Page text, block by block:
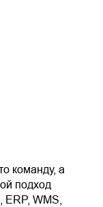
команду, а
подход
ERP, WMS,